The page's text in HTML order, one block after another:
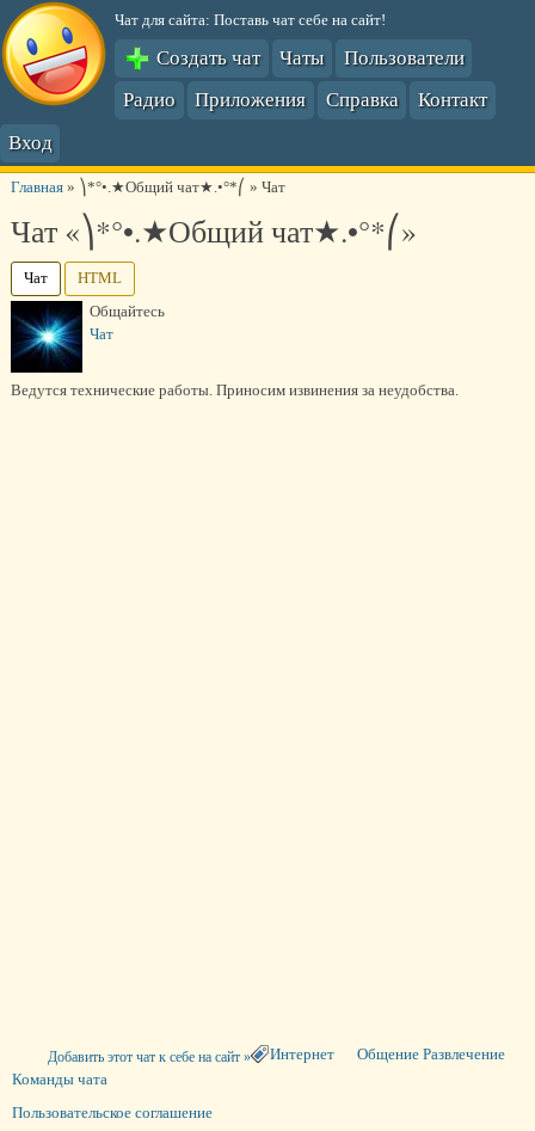
Чат для сайта: Поставь чат себе на сайт!
Создать чат Чаты
Пользователи
Радио
Приложения Справка
Контакт
Вход
Главная» ⎞*°•.★Общий чат★.•°*⎛ » Чат
Чат «⎞*°•.★Общий чат★.•°*⎛»
Чат
HTML
Общайтесь
Чат
Интернет Общение Развлечение
Добавить этот чат к себе на сайт »
Команды чата
Пользовательское соглашение